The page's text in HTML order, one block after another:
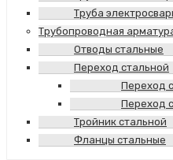
Труба
Трубопроводная
Отводы стальные
Переход стальной
Переход
Переход
Тройник стальной
Фланцы стальные